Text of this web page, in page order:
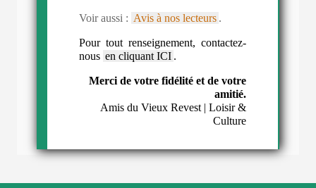
Voir aussi : Avis à nos lecteurs .
Pour tout renseignement, contactez-
nous en cliquant ICI .
Merci de votre fidélité et de votre
amitié.
Amis du Vieux Revest | Loisir &
Culture